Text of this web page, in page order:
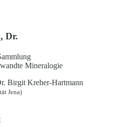
Dr.
Mineralogie
Jena)